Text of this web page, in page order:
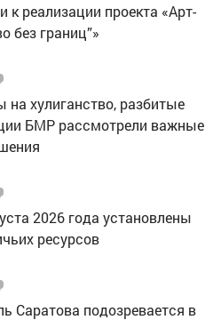
к реализации проекта «Арт-
без границ”»
на хулиганство, разбитые
БМР рассмотрели важные
2026 года установлены
ресурсов
Саратова подозревается в